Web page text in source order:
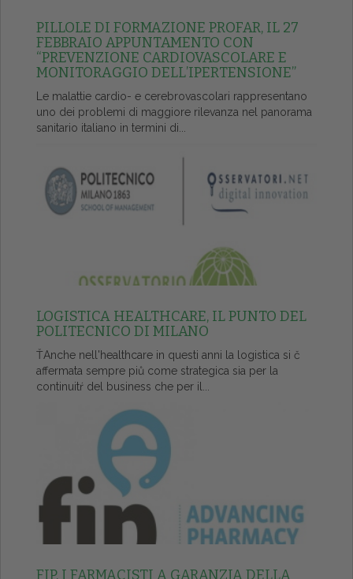
PILLOLE DI FORMAZIONE PROFAR, IL 27
FEBBRAIO APPUNTAMENTO CON
“PREVENZIONE CARDIOVASCOLARE E
MONITORAGGIO DELL’IPERTENSIONE”
Le malattie cardio- e cerebrovascolari rappresentano
uno dei problemi di maggiore rilevanza nel panorama
sanitario italiano in termini di...
LOGISTICA HEALTHCARE, IL PUNTO DEL
POLITECNICO DI MILANO
ŤAnche nell'healthcare in questi anni la logistica si č
affermata sempre piů come strategica sia per la
continuitŕ del business che per il...
FIP, I FARMACISTI A GARANZIA DELLA